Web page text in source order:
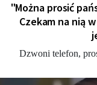
"Można prosić
Czekam na nią
Dzwoni telefon,